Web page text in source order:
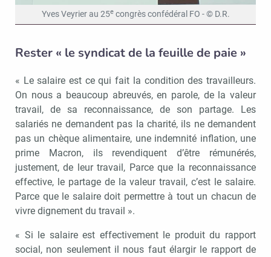
Yves Veyrier au 25econgrès confédéral FO - © D.R.
Rester « le syndicat de la feuille de paie »
« Le salaire est ce qui fait la condition des travailleurs.
On nous a beaucoup abreuvés, en parole, de la valeur
travail, de sa reconnaissance, de son partage. Les
salariés ne demandent pas la charité, ils ne demandent
pas un chèque alimentaire, une indemnité inflation, une
prime Macron, ils revendiquent d’être rémunérés,
justement, de leur travail, Parce que la reconnaissance
effective, le partage de la valeur travail, c’est le salaire.
Parce que le salaire doit permettre à tout un chacun de
vivre dignement du travail ».
« Si le salaire est effectivement le produit du rapport
social, non seulement il nous faut élargir le rapport de